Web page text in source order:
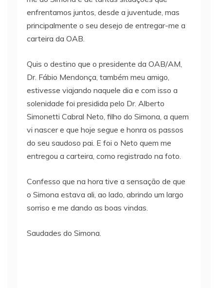
enfrentamos juntos, desde a juventude, mas
principalmente o seu desejo de entregar-me a
carteira da OAB.
Quis o destino que o presidente da OAB/AM,
Dr. Fábio Mendonça, também meu amigo,
estivesse viajando naquele dia e com isso a
solenidade foi presidida pelo Dr. Alberto
Simonetti Cabral Neto, filho do Simona, a quem
vi nascer e que hoje segue e honra os passos
do seu saudoso pai. E foi o Neto quem me
entregou a carteira, como registrado na foto.
Confesso que na hora tive a sensação de que
o Simona estava ali, ao lado, abrindo um largo
sorriso e me dando as boas vindas.
Saudades do Simona.